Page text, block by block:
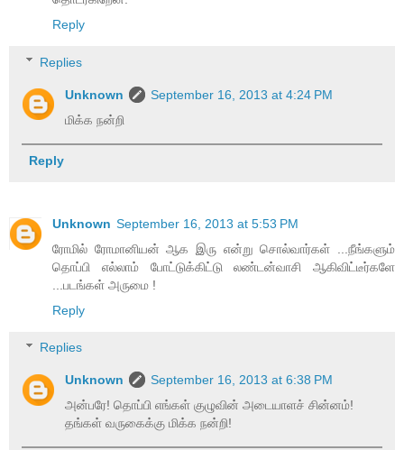
Reply
Replies
Unknown
September 16, 2013 at 4:24 PM
மிக்க நன்றி
Reply
Unknown September 16, 2013 at 5:53 PM
ரோமில் ரோமானியன் ஆக இரு என்று சொல்வார்கள் ...நீங்களும்
தொப்பி எல்லாம் போட்டுக்கிட்டு லண்டன்வாசி ஆகிவிட்டீர்களே
...படங்கள் அருமை !
Reply
Replies
Unknown
September 16, 2013 at 6:38 PM
அன்பரே! தொப்பி எங்கள் குழுவின் அடையாளச் சின்னம்!
தங்கள் வருகைக்கு மிக்க நன்றி!